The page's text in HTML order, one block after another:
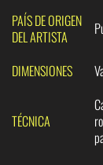
PAÍS DE ORIGEN
DEL ARTISTA
DIMENSIONES
TÉCNICA